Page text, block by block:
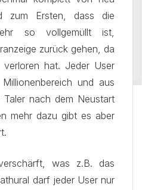
zum Ersten, dass die
so vollgemüllt ist,
zurück gehen, da
verloren hat. Jeder User
und aus
nach dem Neustart
mehr dazu gibt es aber
was z.B. das
darf jeder User nur